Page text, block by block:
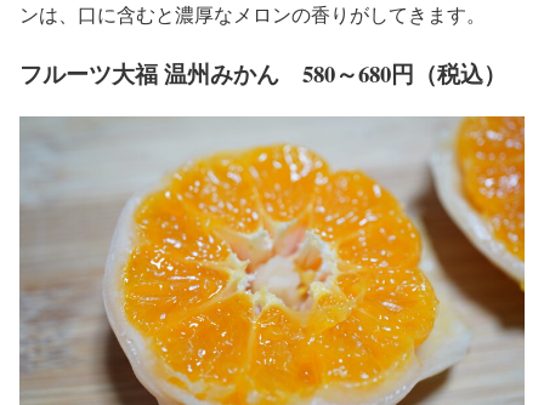
ンは、口に含むと濃厚なメロンの香りがしてきます。
フルーツ大福 温州みかん 580～680円（税込）